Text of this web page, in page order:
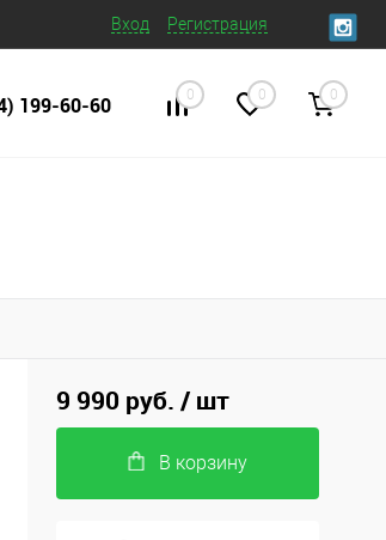
Вход Регистрация
199‒60‒60 0 0 0
9 990 руб. / шт
В корзину